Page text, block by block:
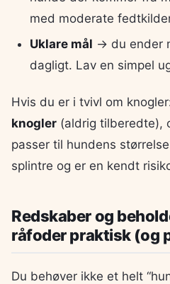
med moderate
Uklare mål → du ender
dagligt. Lav en simpel
Hvis du er i tvivl om
knogler (aldrig tilberedte),
passer til hundens
splintre og er en kendt
Redskaber og
råfoder praktisk (og
Du behøver ikke et helt